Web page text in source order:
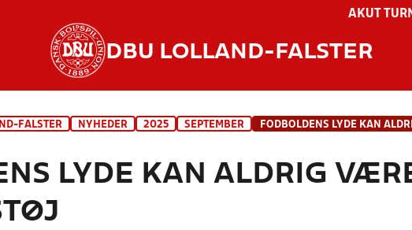
AKUT
DBU LOLLAND-FALSTER
FALSTER NYHEDER 2025 SEPTEMBER
LYDE KAN ALDRIG